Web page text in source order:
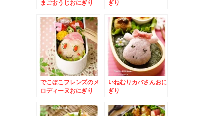
まごおうじおにぎり
ぎり
でこぼこフレンズのメ
ロディーヌおにぎり
いねむりカバさんおに
ぎり